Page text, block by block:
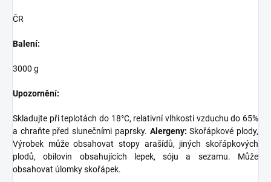
ČR
Balení:
3000 g
Upozornění:
Skladujte při teplotách do 18°C, relativní vlhkosti vzduchu do 65%
a chraňte před slunečními paprsky. Alergeny: Skořápkové plody,
Výrobek může obsahovat stopy arašídů, jiných skořápkových
plodů, obilovin obsahujících lepek, sóju a sezamu. Může
obsahovat úlomky skořápek.